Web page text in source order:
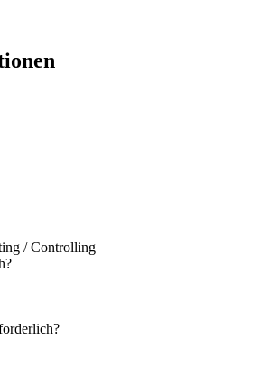
/ Controlling